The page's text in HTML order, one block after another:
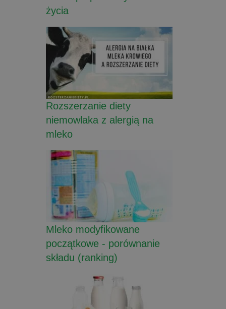
życia
Rozszerzanie diety
niemowlaka z alergią na
mleko
Mleko modyfikowane
początkowe - porównanie
składu (ranking)